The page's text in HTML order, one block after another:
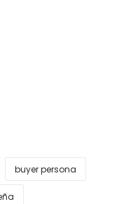
buyer persona